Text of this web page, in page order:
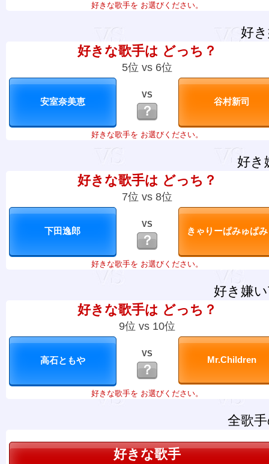
好きな歌手を お選びください。
好
好きな歌手は どっち？
5位 vs 6位
VS
？
好きな歌手を お選びください。
好き
好きな歌手は どっち？
7位 vs 8位
VS
？
好きな歌手を お選びください。
好き嫌
好きな歌手は どっち？
9位 vs 10位
VS
？
好きな歌手を お選びください。
全歌
好きな歌手